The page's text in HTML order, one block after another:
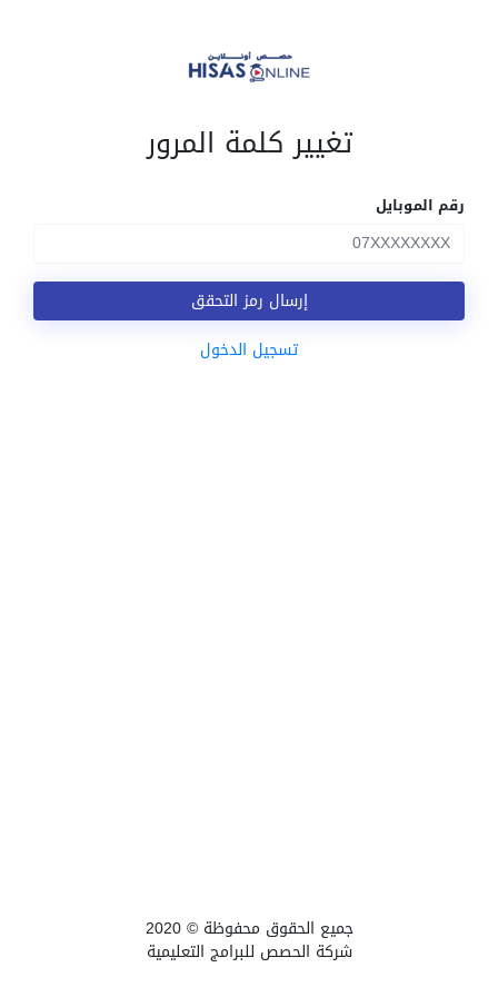
تغيير كلمة المرور
رقم الموبايل
إرسال رمز التحقق
تسجيل الدخول
جميع الحقوق محفوظة © 2020
شركة الحصص للبرامج التعليمية